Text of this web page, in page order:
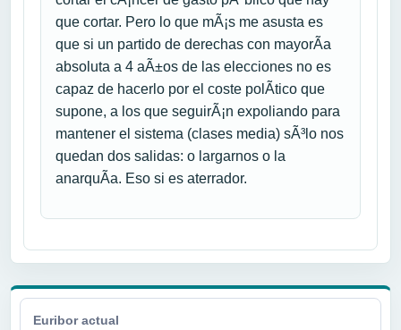
Euribor actual
que cortar. Pero lo que mÃ¡s me asusta es
que si un partido de derechas con mayorÃ­a
absoluta a 4 aÃ±os de las elecciones no es
capaz de hacerlo por el coste polÃ­tico que
supone, a los que seguirÃ¡n expoliando para
mantener el sistema (clases media) sÃ³lo nos
quedan dos salidas: o largarnos o la
anarquÃ­a. Eso si es aterrador.